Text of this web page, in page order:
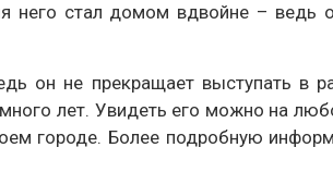
него стал домом вдвойне – ведь
он не прекращает выступать в
лет. Увидеть его можно на
городе. Более подробную